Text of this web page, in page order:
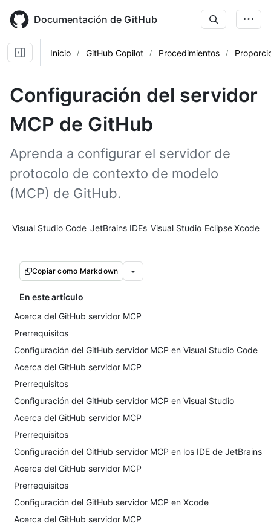
main
content
Documentación de GitHub
Inicio GitHub Copilot Procedimientos
Configuración del servidor
MCP de GitHub
Aprenda a configurar el servidor de
protocolo de contexto de modelo
(MCP) de GitHub.
Tool navigation
Visual Studio Code JetBrains IDEs Visual Studio EclipseXcode
Copiar como Markdown
En este artículo
Acerca del GitHub servidor MCP
Prerrequisitos
Configuración del GitHub servidor MCP en Visual Studio Code
Acerca del GitHub servidor MCP
Prerrequisitos
Configuración del GitHub servidor MCP en Visual Studio
Acerca del GitHub servidor MCP
Prerrequisitos
Configuración del GitHub servidor MCP en los IDE de JetBrains
Acerca del GitHub servidor MCP
Prerrequisitos
Configuración del GitHub servidor MCP en Xcode
Acerca del GitHub servidor MCP